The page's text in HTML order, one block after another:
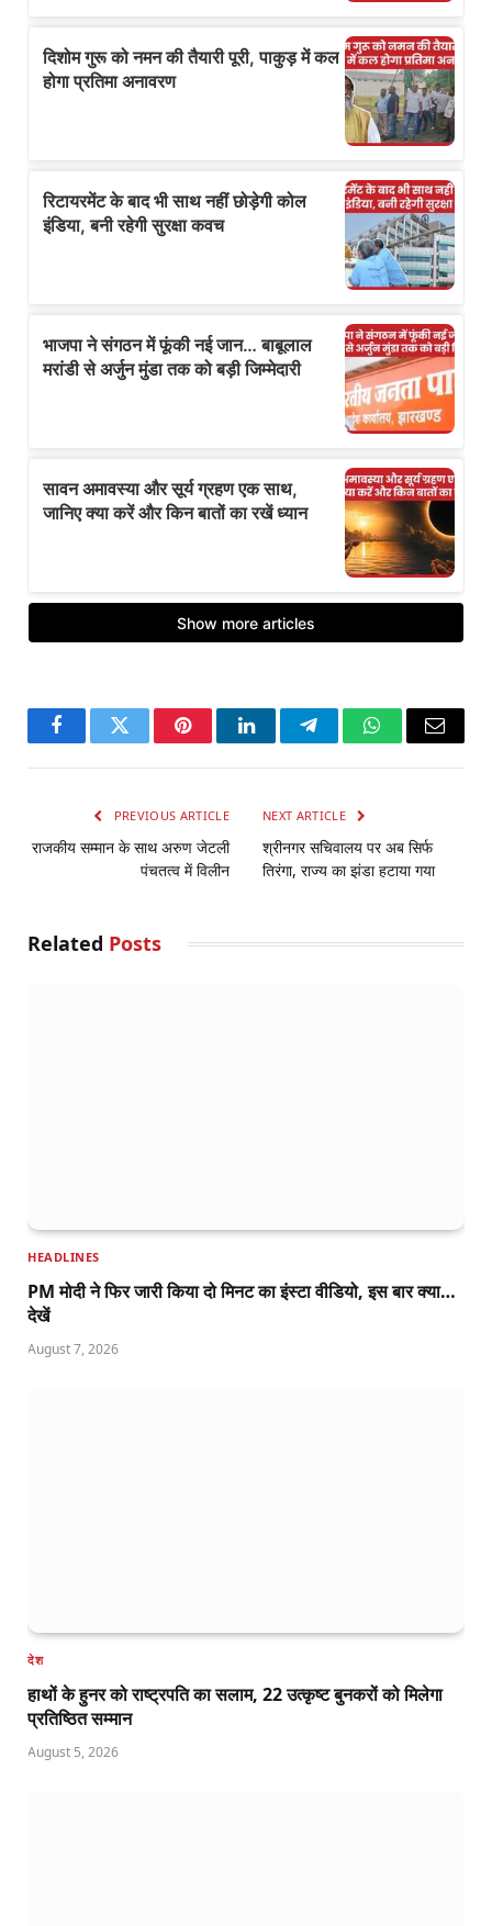
FacebookTwitter PinterestLinkedInTelegramWhatsApp
Email
PREVIOUS ARTICLE
राजकीय सम्मान के साथ अरुण जेटली
पंचतत्व में विलीन
NEXT ARTICLE
श्रीनगर सचिवालय पर अब सिर्फ
तिरंगा, राज्य का झंडा हटाया गया
Related Posts
HEADLINES
PM मोदी ने फिर जारी किया दो मिनट का इंस्टा वीडियो, इस बार क्या…
देखें
August 7, 2026
देश
हाथों के हुनर को राष्ट्रपति का सलाम, 22 उत्कृष्ट बुनकरों को मिलेगा
प्रतिष्ठित सम्मान
August 5, 2026